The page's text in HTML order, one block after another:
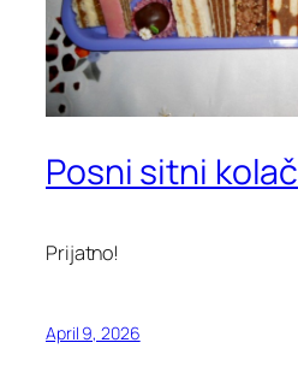
Posni sitni kolač
Prijatno!
April 9, 2026